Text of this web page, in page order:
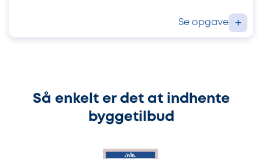
Se opgave +
Så enkelt er det at indhente
byggetilbud